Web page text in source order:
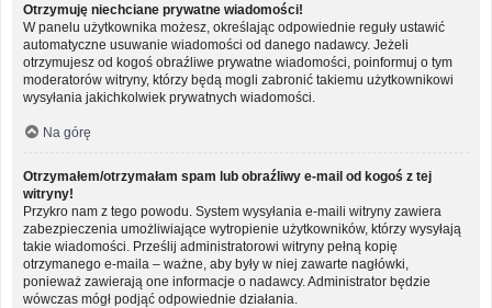
Otrzymuję niechciane prywatne wiadomości!
W panelu użytkownika możesz, określając odpowiednie reguły ustawić
automatyczne usuwanie wiadomości od danego nadawcy. Jeżeli
otrzymujesz od kogoś obraźliwe prywatne wiadomości, poinformuj o tym
moderatorów witryny, którzy będą mogli zabronić takiemu użytkownikowi
wysyłania jakichkolwiek prywatnych wiadomości.
Na górę
Otrzymałem/otrzymałam spam lub obraźliwy e-mail od kogoś z tej
witryny!
Przykro nam z tego powodu. System wysyłania e-maili witryny zawiera
zabezpieczenia umożliwiające wytropienie użytkowników, którzy wysyłają
takie wiadomości. Prześlij administratorowi witryny pełną kopię
otrzymanego e-maila – ważne, aby były w niej zawarte nagłówki,
ponieważ zawierają one informacje o nadawcy. Administrator będzie
wówczas mógł podjąć odpowiednie działania.